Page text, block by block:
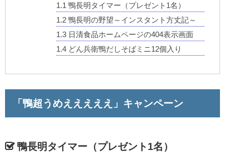
1.1 鴨長明タイマー（プレゼント1名）
1.2鴨長明の野望～インスタント方丈記～
1.3日清食品ホームページの404表示画面
1.4どん兵衛鴨だしそばミニ12個入り
「鴨超うめえええええ」キャンペーン
鴨長明タイマー（プレゼント1名）